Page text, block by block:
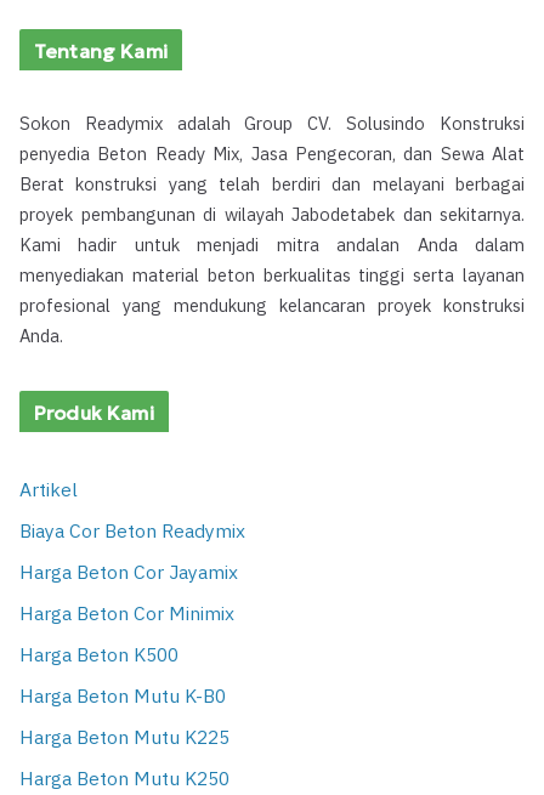
Tentang Kami
Sokon Readymix adalah Group CV. Solusindo Konstruksi
penyedia Beton Ready Mix, Jasa Pengecoran, dan Sewa Alat
Berat konstruksi yang telah berdiri dan melayani berbagai
proyek pembangunan di wilayah Jabodetabek dan sekitarnya.
Kami hadir untuk menjadi mitra andalan Anda dalam
menyediakan material beton berkualitas tinggi serta layanan
profesional yang mendukung kelancaran proyek konstruksi
Anda.
Produk Kami
Artikel
Biaya Cor Beton Readymix
Harga Beton Cor Jayamix
Harga Beton Cor Minimix
Harga Beton K500
Harga Beton Mutu K-B0
Harga Beton Mutu K225
Harga Beton Mutu K250